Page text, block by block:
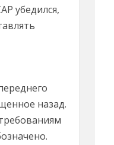
убедился,
назад.